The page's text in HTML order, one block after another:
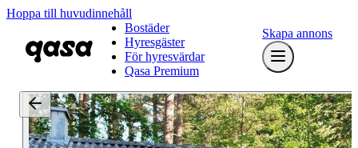
Hoppa till huvudinnehåll
Bostäder
Hyresgäster
För hyresvärdar
Qasa Premium
Skapa annons